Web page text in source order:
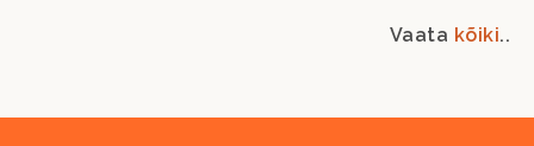
Vaata kõiki..